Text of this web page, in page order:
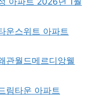
운스위트 아파트
관월드메르디앙웰
림타운 아파트